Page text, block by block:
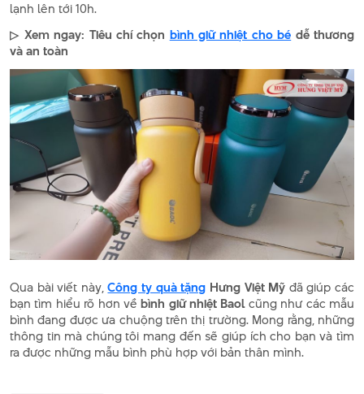
lạnh lên tới 10h.
▷ Xem ngay: Tiêu chí chọn bình giữ nhiệt cho bé dễ thương
và an toàn
Qua bài viết này,Công ty quà tặng Hưng Việt Mỹ đã giúp các
bạn tìm hiểu rõ hơn vềbình giữ nhiệt Baolcũng như các mẫu
bình đang được ưa chuộng trên thị trường. Mong rằng, những
thông tin mà chúng tôi mang đến sẽ giúp ích cho bạn và tìm
ra được những mẫu bình phù hợp với bản thân mình.